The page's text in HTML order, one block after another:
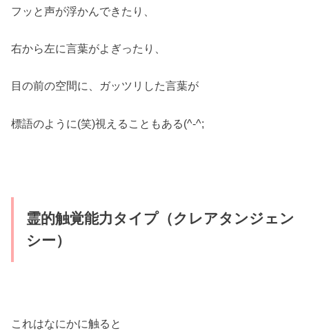
フッと声が浮かんできたり、
右から左に言葉がよぎったり、
目の前の空間に、ガッツリした言葉が
標語のように(笑)視えることもある(^-^;
霊的触覚能力タイプ（クレアタンジェン
シー）
これはなにかに触ると